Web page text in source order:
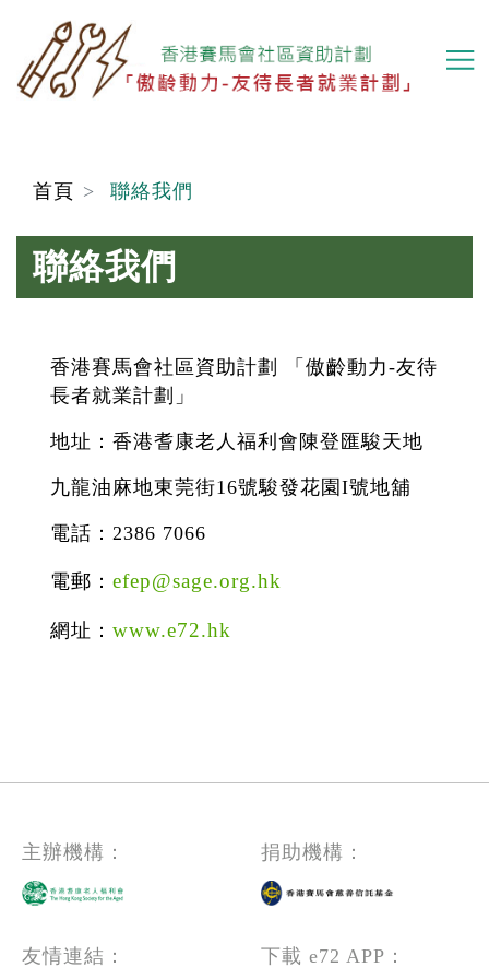
主
內
首頁 聯絡我們
聯絡我們
香港賽馬會社區資助計劃 「傲齡動力-友待
長者就業計劃」
地址：香港耆康老人福利會陳登匯駿天地
九龍油麻地東莞街16號駿發花園I號地舖
電話：2386 7066
電郵： efep@sage.org.hk
網址： www.e72.hk
主辦機構： 捐助機構：
友情連結： 下載 e72 APP：